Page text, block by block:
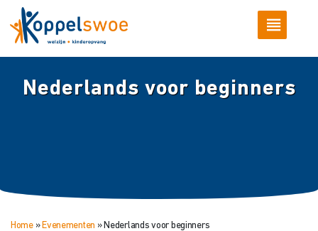
Nederlands voor beginners
Home» Evenementen » Nederlands voor beginners